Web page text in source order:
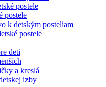
postele
postele
k detským posteliam
postele
deti
a kreslá
izby